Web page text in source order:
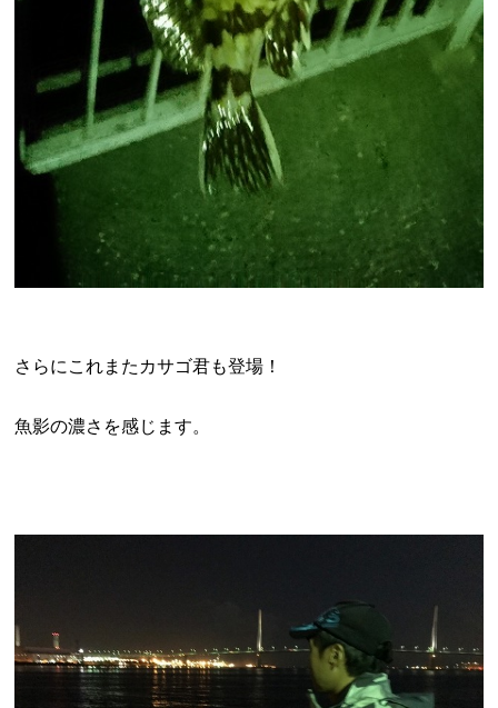
さらにこれまたカサゴ君も登場！
魚影の濃さを感じます。